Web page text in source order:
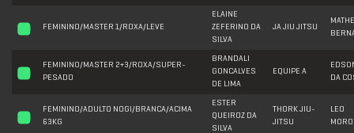
FEMININO/MASTER 1/ROXA/LEVE
ELAINE
ZEFERINO DA
SILVA
JA JIU JITSU
FEMININO/MASTER 2+3/ROXA/SUPER-
PESADO
BRANDALI
GONCALVES
DE LIMA
EQUIPE A
DA
FEMININO/ADULTO NOGI/BRANCA/ACIMA
63KG
ESTER
QUEIROZ DA
SILVA
THORK JIU-
JITSU
LEO